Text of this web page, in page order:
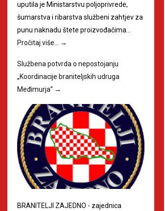
uputila je Ministarstvu poljoprivrede,
šumarstva i ribarstva službeni zahtjev za
punu naknadu štete proizvođačima…
Pročitaj više… →
Službena potvrda o nepostojanju
„Koordinacije braniteljskih udruga
Međimurja” →
BRANITELJI ZAJEDNO - zajednica